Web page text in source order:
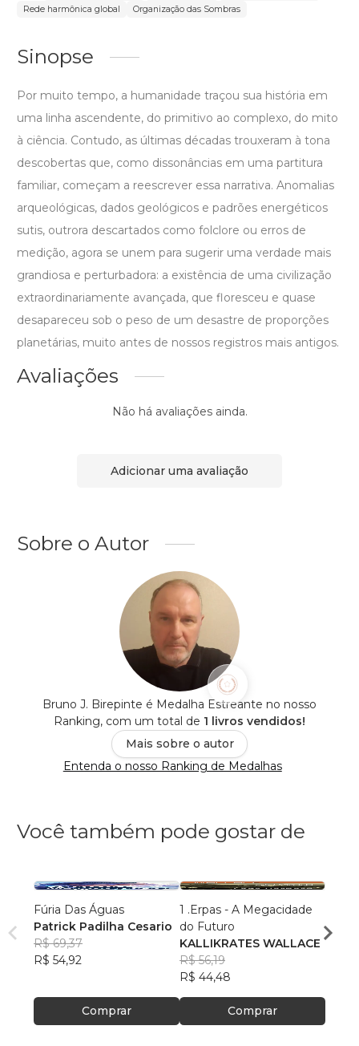
Rede harmônica global
Organização das Sombras
Sinopse
Por muito tempo, a humanidade traçou sua história em
uma linha ascendente, do primitivo ao complexo, do mito
à ciência. Contudo, as últimas décadas trouxeram à tona
descobertas que, como dissonâncias em uma partitura
familiar, começam a reescrever essa narrativa. Anomalias
arqueológicas, dados geológicos e padrões energéticos
sutis, outrora descartados como folclore ou erros de
medição, agora se unem para sugerir uma verdade mais
grandiosa e perturbadora: a existência de uma civilização
extraordinariamente avançada, que floresceu e quase
desapareceu sob o peso de um desastre de proporções
planetárias, muito antes de nossos registros mais antigos.
Avaliações
Não há avaliações ainda.
Adicionar uma avaliação
Sobre o Autor
Bruno J. Birepinte é Medalha Estreante no nosso
Ranking, com um total de 1 livros vendidos!
Mais sobre o autor
Entenda o nosso Ranking de Medalhas
Você também pode gostar de
Fúria Das Águas
Patrick Padilha Cesario
R$ 69,37
R$ 54,92
Comprar
1 .Erpas - A Megacidade
do Futuro
KALLIKRATES WALLACE
R$ 56,19
R$ 44,48
Comprar
21